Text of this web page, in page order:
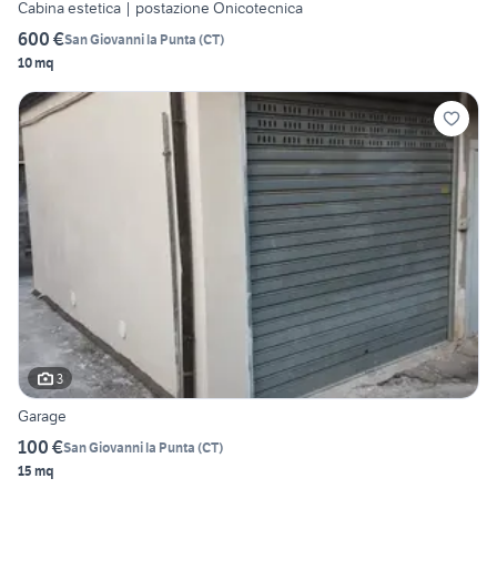
Cabina estetica | postazione Onicotecnica
600 €San Giovanni la Punta (CT)
10 mq
3
Garage
100 €San Giovanni la Punta (CT)
15 mq